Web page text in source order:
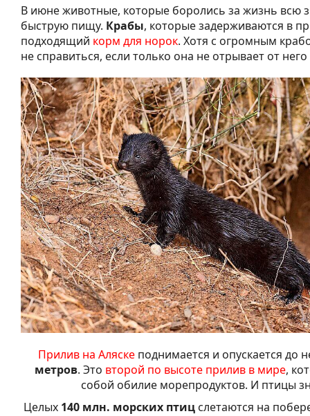
В июне животные, которые боролись за жизнь всю
быструю пищу. Крабы, которые задерживаются в
подходящий корм для норок. Хотя с огромным
не справиться, если только она не отрывает от
Прилив на Аляске поднимается и опускается до
метров. Это второй по высоте прилив в мире,
собой обилие морепродуктов. И птицы
Целых 140 млн. морских птицслетаются на